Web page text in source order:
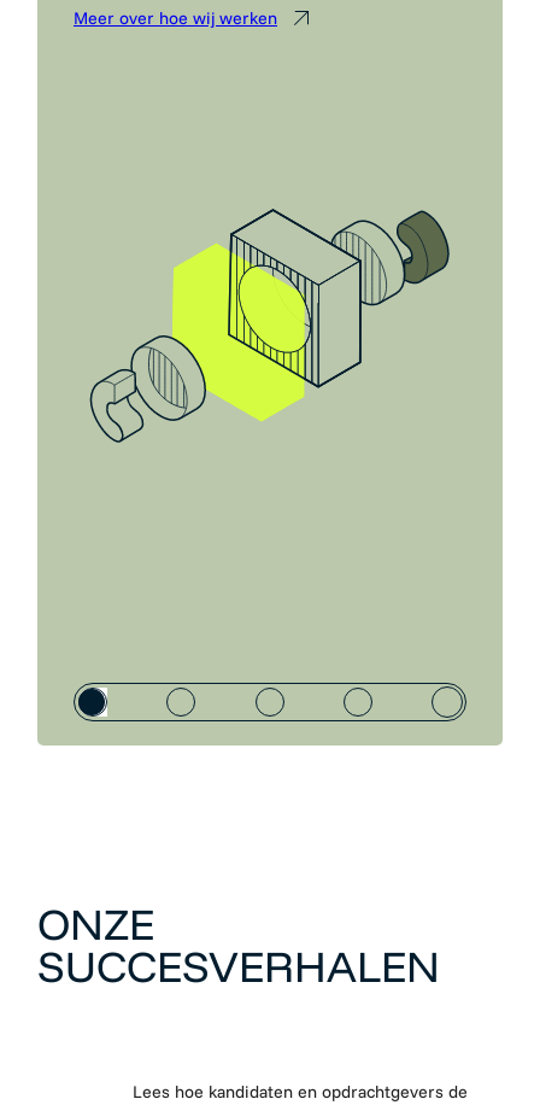
Meer over hoe wij werken
ONZE
SUCCESVERHALEN
Lees hoe kandidaten en opdrachtgevers de